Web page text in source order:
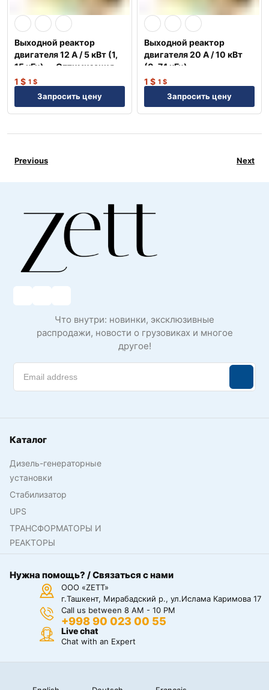
Выходной реактор
двигателя 12 А / 5 кВт (1,
15 кГц) — Оптимизация
NEP
1 $ 1 $
Запросить цену
Выходной реактор
двигателя 20 А / 10 кВт
(0, 74 кГц) —
Оптимизация NEP
1 $ 1 $
Запросить цену
Previous Next
Что внутри: новинки, эксклюзивные
распродажи, новости о грузовиках и многое
другое!
Каталог
Дизель-генераторные
установки
Стабилизатор
UPS
ТРАНСФОРМАТОРЫ И
РЕАКТОРЫ
Нужна помощь? / Связаться с нами
ООО «ZETT»
г.Ташкент, Мирабадский р., ул.Ислама Каримова 17
Call us between 8 AM - 10 PM
+998 90 023 00 55
Live chat
Chat with an Expert